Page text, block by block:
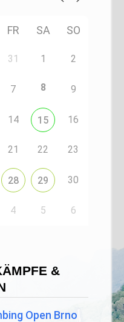
FR SA SO
31 1 2
7 8 9
14 15 16
21 22 23
28 29 30
4 5 6
&
Open Brno